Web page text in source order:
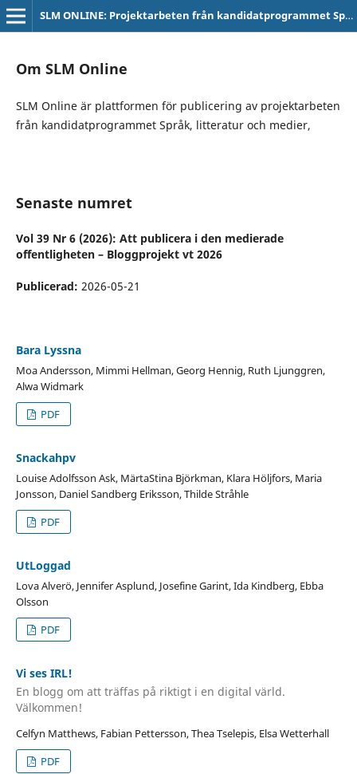
SLM ONLINE: Projektarbeten från kandidatprogrammet Språk, litteratur och medier
Om SLM Online
SLM Online är plattformen för publicering av projektarbeten
från kandidatprogrammet Språk, litteratur och medier,
Senaste numret
Vol 39 Nr 6 (2026): Att publicera i den medierade
offentligheten – Bloggprojekt vt 2026
Publicerad: 2026-05-21
Bara Lyssna
Moa Andersson, Mimmi Hellman, Georg Hennig, Ruth Ljunggren,
Alwa Widmark
PDF
Snackahpv
Louise Adolfsson Ask, MärtaStina Björkman, Klara Höljfors, Maria
Jonsson, Daniel Sandberg Eriksson, Thilde Stråhle
PDF
UtLoggad
Lova Alverö, Jennifer Asplund, Josefine Garint, Ida Kindberg, Ebba
Olsson
PDF
Vi ses IRL!
En blogg om att träffas på riktigt i en digital värld.
Välkommen!
Celfyn Matthews, Fabian Pettersson, Thea Tselepis, Elsa Wetterhall
PDF